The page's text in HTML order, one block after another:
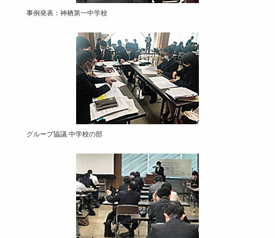
事例発表：神栖第一中学校
グループ協議 中学校の部